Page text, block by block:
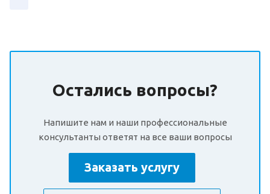
Остались вопросы?
Напишите нам и наши профессиональные
консультанты ответят на все ваши вопросы
Заказать услугу